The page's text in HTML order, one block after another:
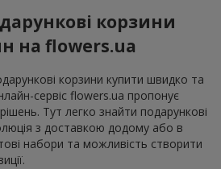
корзини
на flowers.ua
корзини купити швидко та
сервіс flowers.ua пропонує
Тут легко знайти подарункові
з доставкою додому або в
набори та можливість створити